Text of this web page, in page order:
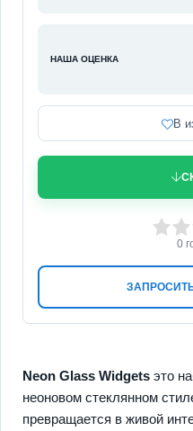
НАША ОЦЕНКА
В
3 4
0
Neon Glass Widgets это
неоновом стеклянном
превращается в живой